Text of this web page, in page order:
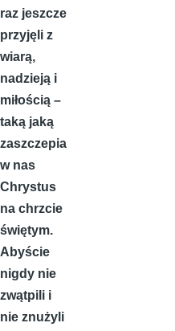
raz jeszcze
przyjęli z
wiarą,
nadzieją i
miłością –
taką jaką
zaszczepia
w nas
Chrystus
na chrzcie
świętym.
Abyście
nigdy nie
zwątpili i
nie znużyli